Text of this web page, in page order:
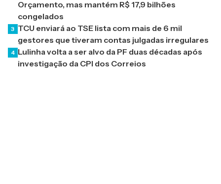
Orçamento, mas mantém R$ 17,9 bilhões
congelados
3 TCU enviará ao TSE lista com mais de 6 mil
gestores que tiveram contas julgadas irregulares
4 Lulinha volta a ser alvo da PF duas décadas após
investigação da CPI dos Correios